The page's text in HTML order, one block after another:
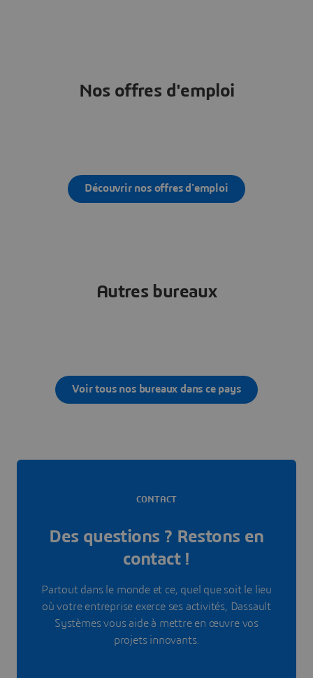
Nos offres d'emploi
Découvrir nos offres d'emploi
Autres bureaux
Voir tous nos bureaux dans ce pays
CONTACT
Des questions ? Restons en
contact !
Partout dans le monde et ce, quel que soit le lieu
où votre entreprise exerce ses activités, Dassault
Systèmes vous aide à mettre en œuvre vos
projets innovants.